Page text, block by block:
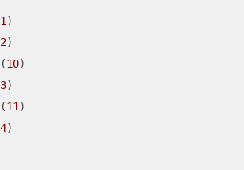
1)
2)
10)
3)
11)
4)